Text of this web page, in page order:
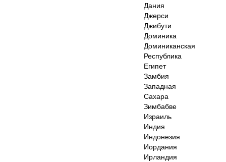
Дания
Джерси
Джибути
Доминика
Доминиканская
Республика
Египет
Замбия
Западная
Сахара
Зимбабве
Израиль
Индия
Индонезия
Иордания
Ирландия